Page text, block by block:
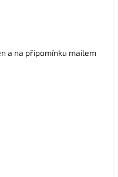
a na připomínku mailem